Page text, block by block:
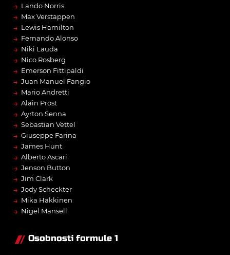
→ Lando Norris
→ Max Verstappen
→ Lewis Hamilton
→ Fernando Alonso
→ Niki Lauda
→ Nico Rosberg
→ Emerson Fittipaldi
→ Juan Manuel Fangio
→ Mario Andretti
→ Alain Prost
→ Ayrton Senna
→ Sebastian Vettel
→ Giuseppe Farina
→ James Hunt
→ Alberto Ascari
→ Jenson Button
→ Jim Clark
→ Jody Scheckter
→ Mika Häkkinen
→ Nigel Mansell
Osobnosti formule 1